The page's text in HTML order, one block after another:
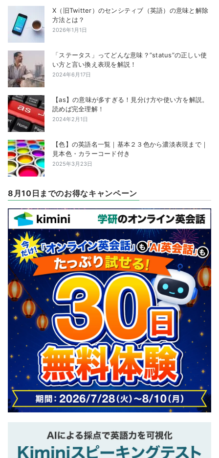
X（旧Twitter）のセンシティブ（英語）の意味と解除
方法とは？
2026年1月1日
「ステータス」ってどんな意味？”status”の正しい使
い方と言い換え表現を解説！
2024年6月17日
【as】の意味が多すぎる！見分け方や使い方を解説。
読めば完全理解！
2024年2月1日
【色】の英語名一覧｜基本２３色から濃淡表現まで｜
見本色・カラーコード付き
2025年3月23日
8月10日までのお得なキャンペーン